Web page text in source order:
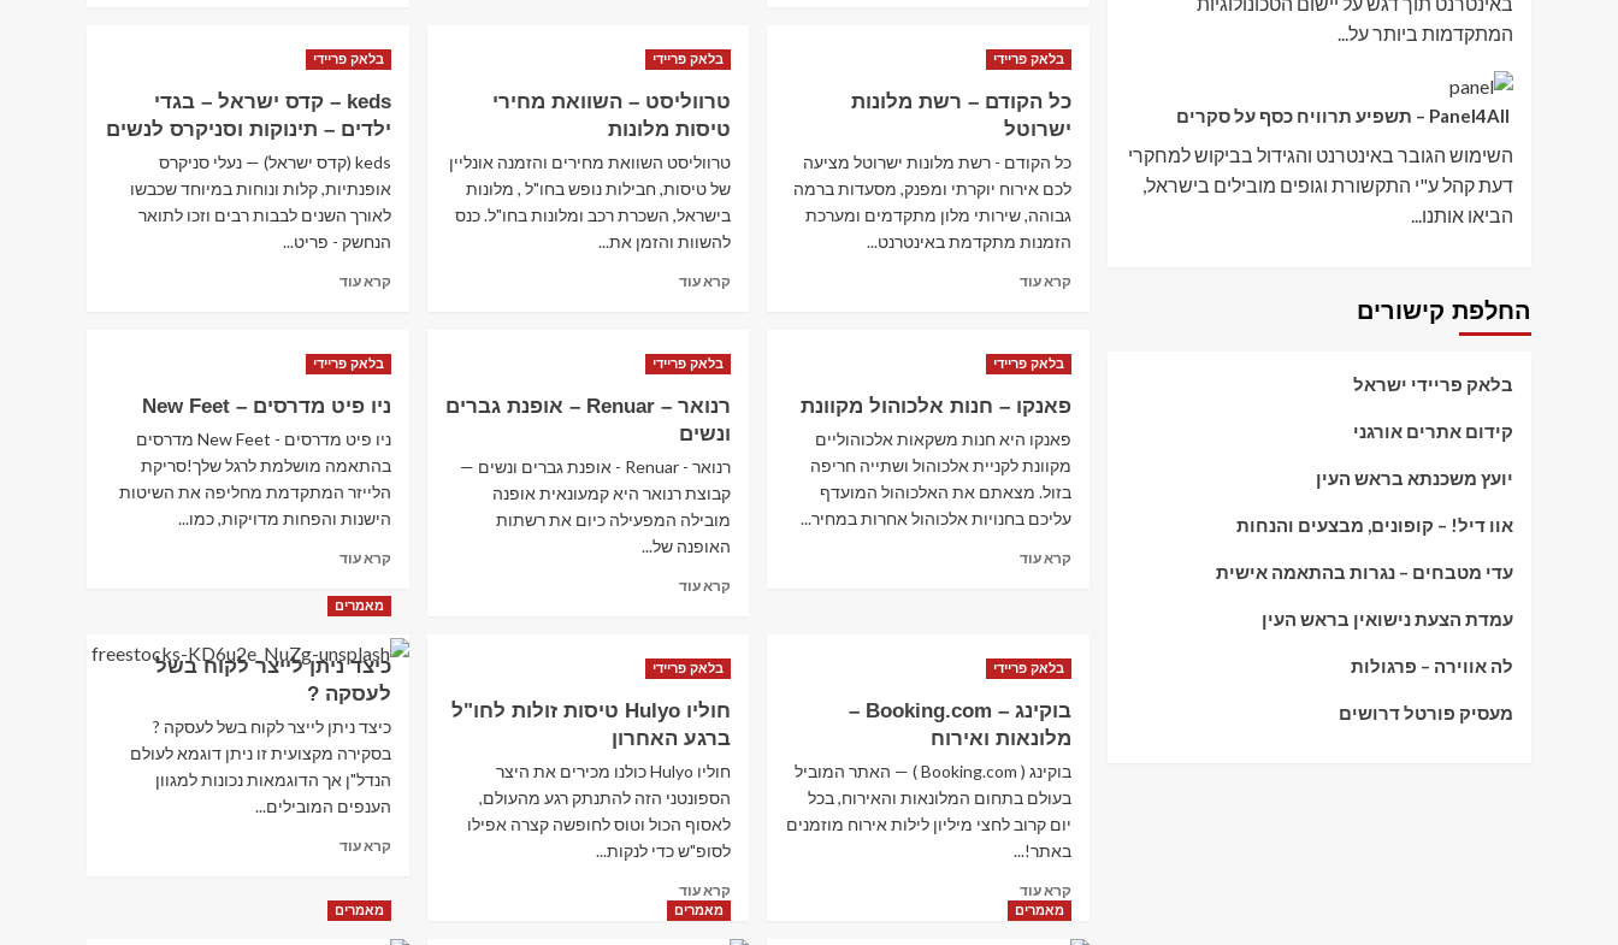
טורס
חבילות
נופש
בארץ
–
–
תיירות
–
–
תיירות
ונופש
בלאק פריידי
כל הקודם – רשת מלונות
ישרוטל
כל הקודם - רשת מלונות ישרוטל מציעה
לכם אירוח יוקרתי ומפנק, מסעדות ברמה
גבוהה, שירותי מלון מתקדמים ומערכת
הזמנות מתקדמת באינטרנט...
קרא עודRead
הקודם
רשת
מלונות
ישרוטל
בלאק פריידי
טרווליסט – השוואת מחירי
טיסות מלונות
טרווליסט השוואת מחירים והזמנה אונליין
של טיסות, חבילות נופש בחו"ל , מלונות
בישראל, השכרת רכב ומלונות בחו"ל. כנס
להשוות והזמן את...
קרא עודRead
–
מחירי
טיסות
מלונות
בלאק פריידי
keds – קדס ישראל – בגדי
ילדים – תינוקות וסניקרס לנשים
keds (קדס ישראל) — נעלי סניקרס
אופנתיות, קלות ונוחות במיוחד שכבשו
לאורך השנים לבבות רבים וזכו לתואר
הנחשק - פריט...
קרא עודRead
–
ישראל
–
בגדי
תינוקות
וסניקרס
בלאק פריידי
פאנקו – חנות אלכוהול מקוונת
פאנקו היא חנות משקאות אלכוהוליים
מקוונת לקניית אלכוהול ושתייה חריפה
בזול. מצאתם את האלכוהול המועדף
עליכם בחנויות אלכוהול אחרות במחיר...
קרא עודRead
חנות
מקוונת
בלאק פריידי
רנואר – Renuar – אופנת גברים
ונשים
רנואר - Renuar - אופנת גברים ונשים —
קבוצת רנואר היא קמעונאית אופנה
מובילה המפעילה כיום את רשתות
האופנה של...
קרא עודRead
–
–
אופנת
גברים
בלאק פריידי
ניו פיט מדרסים – New Feet
ניו פיט מדרסים - New Feet מדרסים
בהתאמה מושלמת לרגל שלך!סריקת
הלייזר המתקדמת מחליפה את השיטות
הישנות והפחות מדויקות, כמו...
קרא עודRead
about
מדרסים
–
Feet
בלאק פריידי
בוקינג – Booking.com –
מלונאות ואירוח
בוקינג ( Booking.com ) — האתר המוביל
בעולם בתחום המלונאות והאירוח, בכל
יום קרוב לחצי מיליון לילות אירוח מוזמנים
באתר!...
קרא עודRead
more
בלאק פריידי
חוליו Hulyo טיסות זולות לחו"ל
ברגע האחרון
חוליו Hulyo כולנו מכירים את היצר
הספונטני הזה להתנתק רגע מהעולם,
לאסוף הכול וטוס לחופשה קצרה אפילו
לסופ"ש כדי לנקות...
קרא עודRead
more
מאמרים
כיצד ניתן לייצר לקוח בשל
לעסקה ?
כיצד ניתן לייצר לקוח בשל לעסקה ?
בסקירה מקצועית זו ניתן דוגמא לעולם
הנדל"ן אך הדוגמאות נכונות למגוון
הענפים המובילים...
קרא עודRead
כיצד
מאמרים מאמרים מאמרים
המתקדמות ביותר על...
השימוש הגובר באינטרנט והגידול בביקוש למחקרי
דעת קהל ע"י התקשורת וגופים מובילים בישראל,
הביאו אותנו...
החלפת קישורים
בלאק פריידי ישראל
קידום אתרים אורגני
יועץ משכנתא בראש העין
אוו דיל! – קופונים, מבצעים והנחות
עדי מטבחים – נגרות בהתאמה אישית
עמדת הצעת נישואין בראש העין
לה אווירה – פרגולות
מעסיק פורטל דרושים